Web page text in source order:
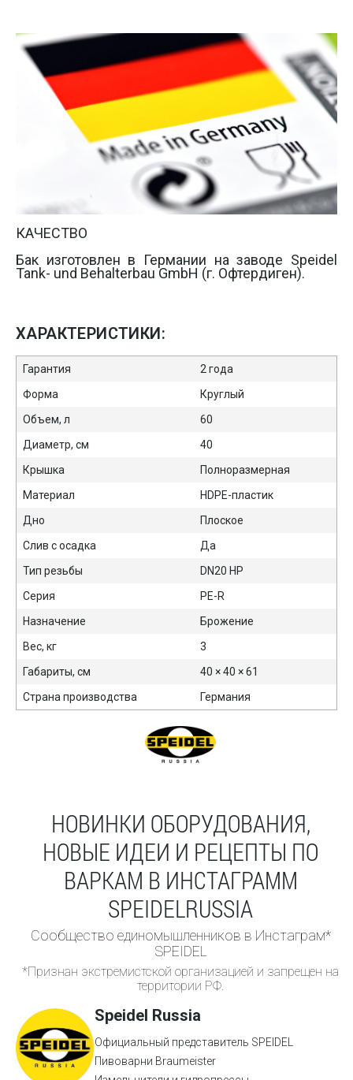
КАЧЕСТВО
Бак изготовлен в Германии на заводе Speidel
Tank- und Behalterbau GmbH (г. Офтердиген).
ХАРАКТЕРИСТИКИ:
Гарантия
2 года
Форма
Круглый
Объем, л
60
Диаметр, см
40
Крышка
Полноразмерная
Материал
HDPE-пластик
Дно
Плоское
Слив с осадка
Да
Тип резьбы
DN20 НР
Серия
PE-R
Назначение
Брожение
Вес, кг
3
Габариты, см
40 × 40 × 61
Страна производства
Германия
НОВИНКИ ОБОРУДОВАНИЯ,
НОВЫЕ ИДЕИ И РЕЦЕПТЫ ПО
ВАРКАМ В ИНСТАГРАММ
SPEIDELRUSSIA
Сообщество единомышленников в Инстаграм*
SPEIDEL
*Признан экстремистской организацией и запрещен на
территории РФ.
Speidel Russia
Официальный представитель SPEIDEL
Пивоварни Braumeister